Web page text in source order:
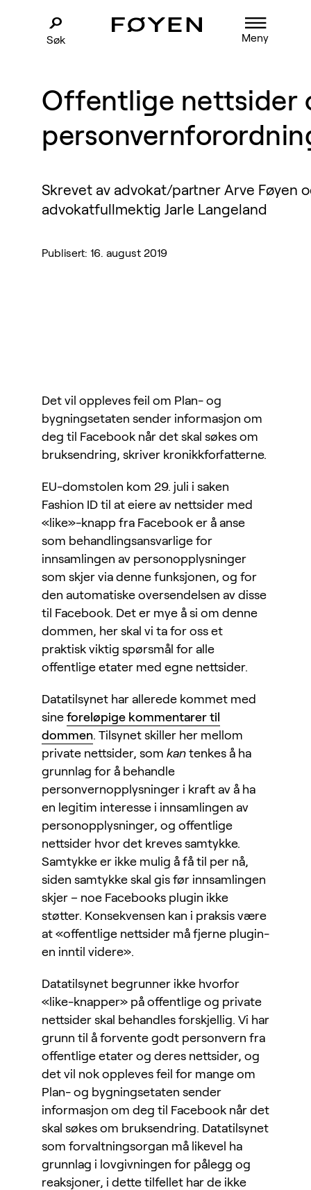
Søk Meny
Offentlige nettsider
Skrevet av advokat/partner Arve Føyen
advokatfullmektig Jarle Langeland
Publisert: 16. august 2019
Det vil oppleves feil om Plan- og
bygningsetaten sender informasjon om
deg til Facebook når det skal søkes om
bruksendring, skriver kronikkforfatterne.
EU-domstolen kom 29. juli i saken
Fashion ID til at eiere av nettsider med
«like»-knapp fra Facebook er å anse
som behandlingsansvarlige for
innsamlingen av personopplysninger
som skjer via denne funksjonen, og for
den automatiske oversendelsen av disse
til Facebook. Det er mye å si om denne
dommen, her skal vi ta for oss et
praktisk viktig spørsmål for alle
offentlige etater med egne nettsider.
Datatilsynet har allerede kommet med
sine foreløpige kommentarer til
dommen. Tilsynet skiller her mellom
private nettsider, som kan tenkes å ha
grunnlag for å behandle
personvernopplysninger i kraft av å ha
en legitim interesse i innsamlingen av
personopplysninger, og offentlige
nettsider hvor det kreves samtykke.
Samtykke er ikke mulig å få til per nå,
siden samtykke skal gis før innsamlingen
skjer – noe Facebooks plugin ikke
støtter. Konsekvensen kan i praksis være
at «offentlige nettsider må fjerne plugin-
en inntil videre».
Datatilsynet begrunner ikke hvorfor
«like-knapper» på offentlige og private
nettsider skal behandles forskjellig. Vi har
grunn til å forvente godt personvern fra
offentlige etater og deres nettsider, og
det vil nok oppleves feil for mange om
Plan- og bygningsetaten sender
informasjon om deg til Facebook når det
skal søkes om bruksendring. Datatilsynet
som forvaltningsorgan må likevel ha
grunnlag i lovgivningen for pålegg og
reaksjoner, i dette tilfellet har de ikke